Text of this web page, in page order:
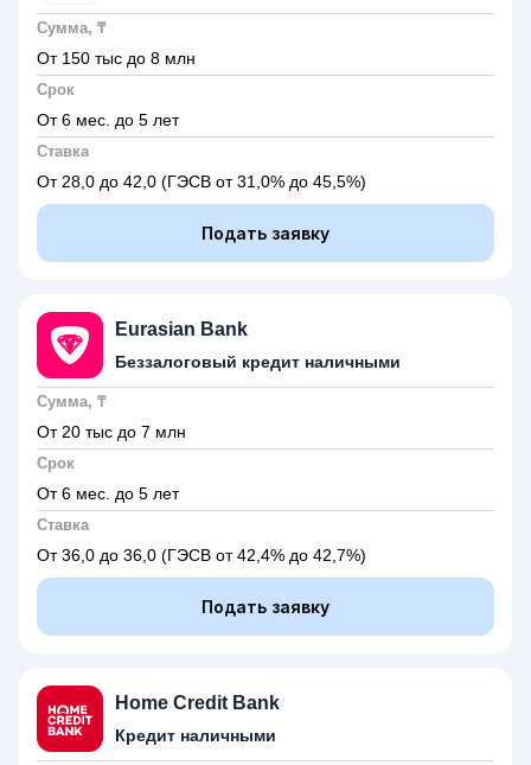
Сумма, ₸
От 150 тыс до 8 млн
Срок
От 6 мес. до 5 лет
Ставка
От 28,0 до 42,0 (ГЭСВ от 31,0% до 45,5%)
Подать заявку
Eurasian Bank
Беззалоговый кредит наличными
Сумма, ₸
От 20 тыс до 7 млн
Срок
От 6 мес. до 5 лет
Ставка
От 36,0 до 36,0 (ГЭСВ от 42,4% до 42,7%)
Подать заявку
Home Credit Bank
Кредит наличными